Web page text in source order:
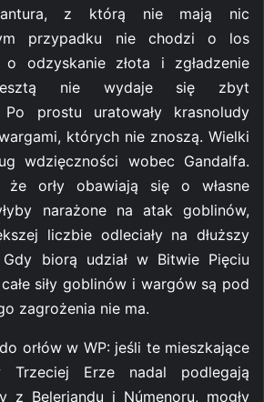
z którą nie mają nic
przypadku nie chodzi o los
odzyskanie złota i zgładzenie
nie wydaje się zbyt
Po prostu uratowały krasnoludy
których nie znoszą. Wielki
wdzięczności wobec Gandalfa.
że orły obawiają się o własne
narażone na atak goblinów,
liczbie odleciały na dłuższy
biorą udział w Bitwie Pięciu
siły goblinów i wargów są pod
zagrożenia nie ma.
orłów w WP: jeśli te mieszkające
Erze nadal podlegają
z Beleriandu i Númenoru, mogły